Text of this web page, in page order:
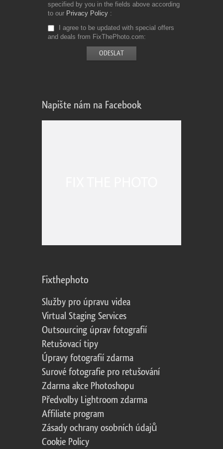
specified by you in the fields above according
to our Privacy Policy
I agree to be updated with special offers
and deals from FixThePhoto.com
Napište nám na Facebook
Fixthephoto
Služby pro úpravu videa
Virtual Staging Services
Outsourcing úprav fotografií
Retušovací tipy
Úpravy fotografií zdarma
Surové fotografie pro retušování
Zdarma akce Photoshopu
Předvolby Lightroom zdarma
Affiliate program
Zásady ochrany osobních údajů
Cookie Policy